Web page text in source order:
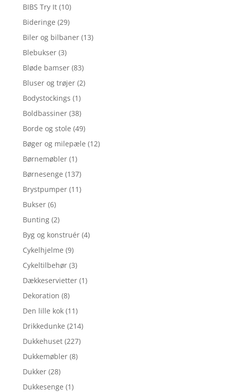
BIBS Try It (10)
Bideringe (29)
Biler og bilbaner (13)
Blebukser (3)
Bløde bamser (83)
Bluser og trøjer (2)
Bodystockings (1)
Boldbassiner (38)
Borde og stole (49)
Bøger og milepæle (12)
Børnemøbler (1)
Børnesenge (137)
Brystpumper (11)
Bukser (6)
Bunting (2)
Byg og konstruér (4)
Cykelhjelme (9)
Cykeltilbehør (3)
Dækkeservietter (1)
Dekoration (8)
Den lille kok (11)
Drikkedunke (214)
Dukkehuset (227)
Dukkemøbler (8)
Dukker (28)
Dukkesenge (1)